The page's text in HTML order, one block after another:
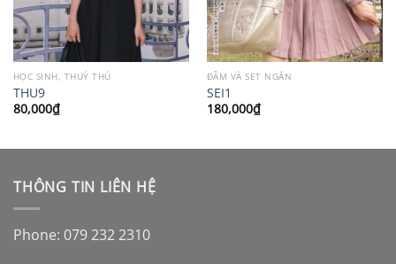
HỌC SINH, THUỶ THỦ
THU9
80,000₫
ĐẦM VÀ SET NGẮN
SEI1
180,000₫
THÔNG TIN LIÊN HỆ
Phone: 079 232 2310